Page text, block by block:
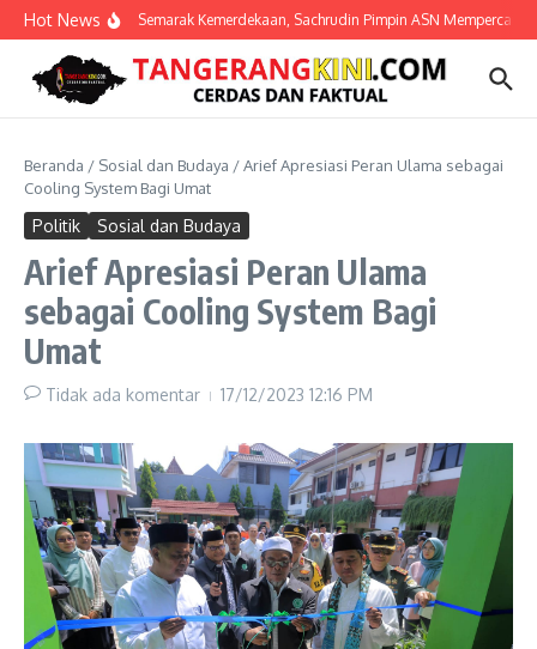
Lewati ke konten
Hot News Semarak Kemerdekaan, Sachrudin Pimpin ASN
Beranda / Sosial dan Budaya /Arief Apresiasi Peran Ulama sebagai
Cooling System Bagi Umat
Politik Sosial dan Budaya
Arief Apresiasi Peran Ulama
sebagai Cooling System Bagi
Umat
Tidak ada komentar 17/12/2023 12:16 PM